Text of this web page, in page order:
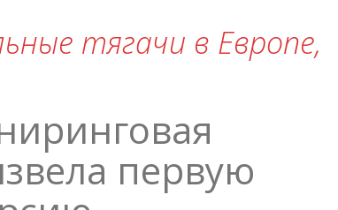
тягачи в Европе,
первую